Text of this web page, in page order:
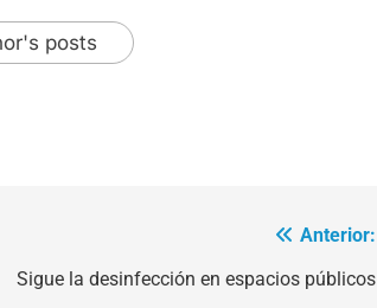
posts
Anterior:
Sigue la desinfección en espacios públicos